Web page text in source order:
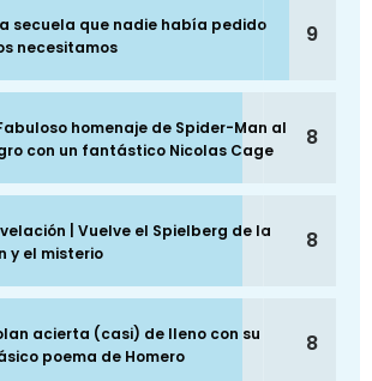
secuela que nadie había pedido
necesitamos
9
homenaje de Spider-Man al
con un fantástico Nicolas Cage
8
| Vuelve el Spielberg de la
y el misterio
8
acierta (casi) de lleno con su
poema de Homero
8